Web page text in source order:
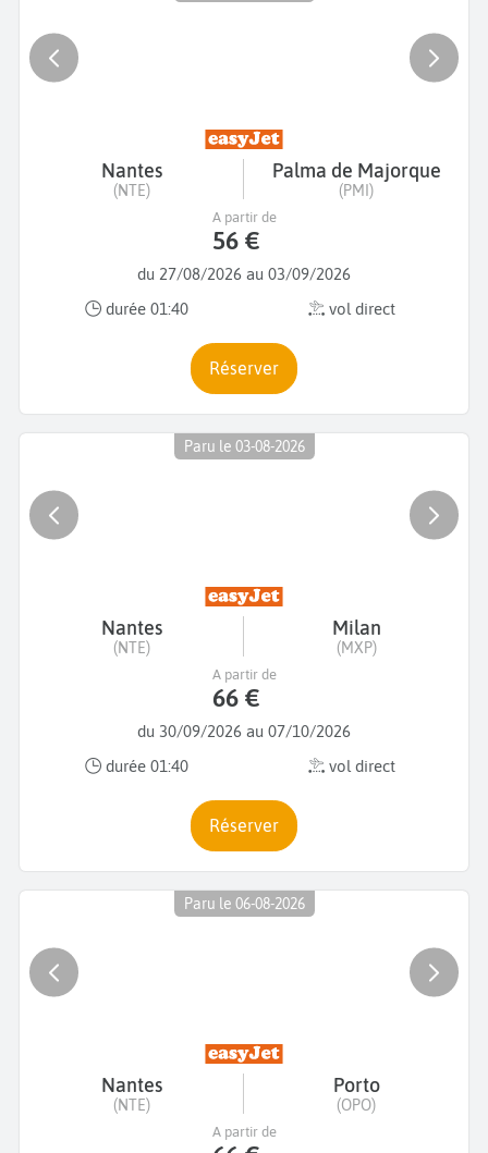
Nantes
(NTE)
Palma de Majorque
(PMI)
du 27/08/2026 au 03/09/2026
durée 01:40
vol direct
A partir de
56 €
Réserver
Paru le 03-08-2026
Nantes
(NTE)
Milan
(MXP)
du 30/09/2026 au 07/10/2026
durée 01:40
vol direct
A partir de
66 €
Réserver
Paru le 06-08-2026
Nantes
(NTE)
Porto
(OPO)
A partir de